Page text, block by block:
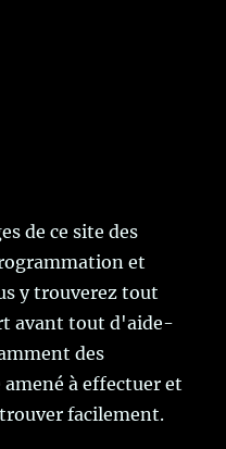
de ce site des
et
y trouverez tout
avant tout d'aide-
des
à effectuer et
facilement.